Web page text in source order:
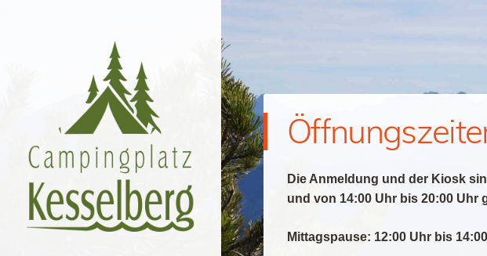
Die Anmeldung und der Kiosk
und von 14:00 Uhr bis 20:00 Uhr
Mittagspause: 12:00 Uhr bis